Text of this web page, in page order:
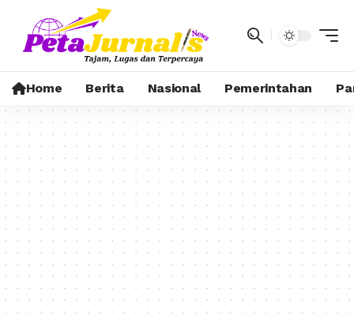
Home Berita Nasional Pemerintahan